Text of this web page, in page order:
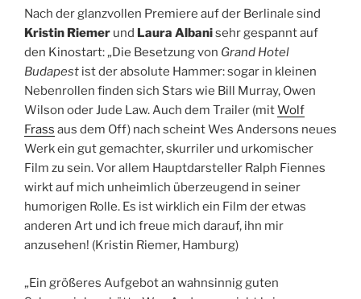
Nach der glanzvollen Premiere auf der Berlinale sind
Kristin Riemer und Laura Albanisehr gespannt auf
den Kinostart: „Die Besetzung von Grand Hotel
Budapest ist der absolute Hammer: sogar in kleinen
Nebenrollen finden sich Stars wie Bill Murray, Owen
Wilson oder Jude Law. Auch dem Trailer (mitWolf
Frass aus dem Off) nach scheint Wes Andersons neues
Werk ein gut gemachter, skurriler und urkomischer
Film zu sein. Vor allem Hauptdarsteller Ralph Fiennes
wirkt auf mich unheimlich überzeugend in seiner
humorigen Rolle. Es ist wirklich ein Film der etwas
anderen Art und ich freue mich darauf, ihn mir
anzusehen! (Kristin Riemer, Hamburg)
„Ein größeres Aufgebot an wahnsinnig guten